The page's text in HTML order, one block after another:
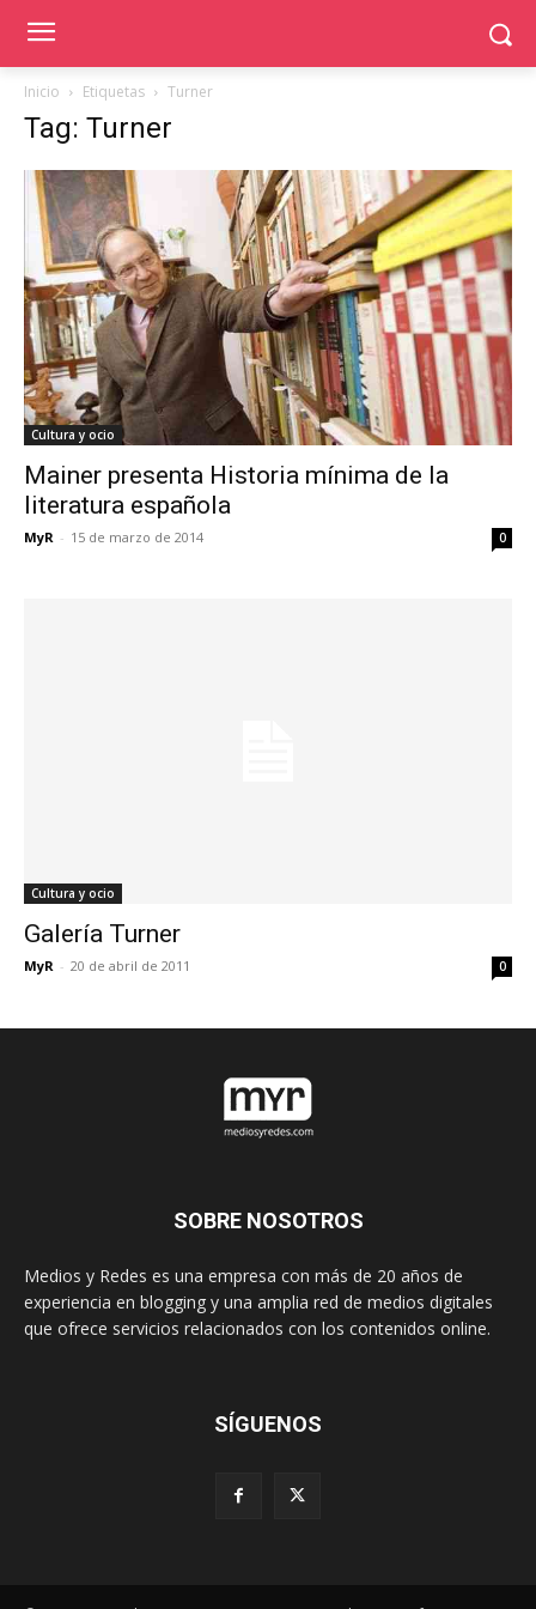
Inicio Etiquetas Turner
Tag: Turner
Cultura y ocio
Mainer presenta Historia mínima de la
literatura española
MyR - 15 de marzo de 2014 0
Cultura y ocio
Galería Turner
MyR - 20 de abril de 2011 0
SOBRE NOSOTROS
Medios y Redes es una empresa con más de 20 años de
experiencia en blogging y una amplia red de medios digitales
que ofrece servicios relacionados con los contenidos online.
SÍGUENOS